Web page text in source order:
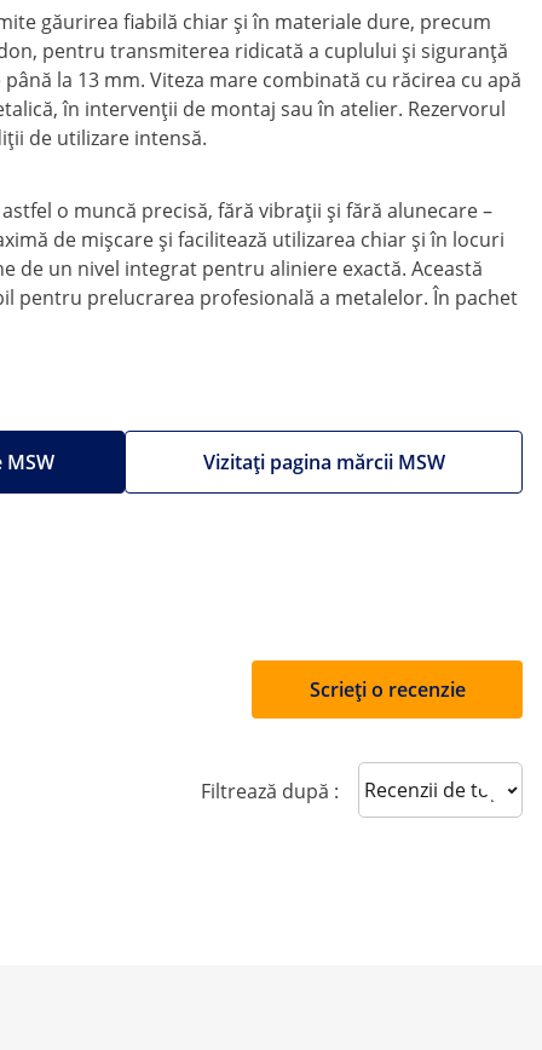
găurirea fiabilă chiar și în materiale dure, precum
pentru transmiterea ridicată a cuplului și siguranță
la 13 mm. Viteza mare combinată cu răcirea cu apă
în intervenții de montaj sau în atelier. Rezervorul
de utilizare intensă.
o muncă precisă, fără vibrații și fără alunecare –
de mișcare și facilitează utilizarea chiar și în locuri
de un nivel integrat pentru aliniere exactă. Această
pentru prelucrarea profesională a metalelor. În pachet
Vizitați pagina mărcii MSW
Scrieți o recenzie
Filtrează după : Sort reviews